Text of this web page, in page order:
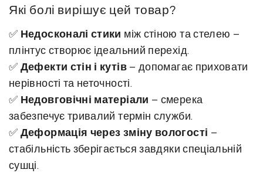
ю
с
м
е
р
е
к
а
)
№
Які болі вирішує цей товар?
✅ Недосконалі стики між стіною та стелею –
плінтус створює ідеальний перехід.
✅ Дефекти стін і кутів– допомагає приховати
нерівності та неточності.
✅ Недовговічні матеріали – смерека
забезпечує тривалий термін служби.
✅ Деформація через зміну вологості –
стабільність зберігається завдяки спеціальній
сушці.